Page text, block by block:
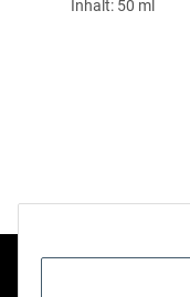
Inhalt: 50 ml